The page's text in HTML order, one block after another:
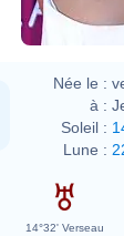
Née le :
à :
Soleil :
Lune :
14°32' Verseau